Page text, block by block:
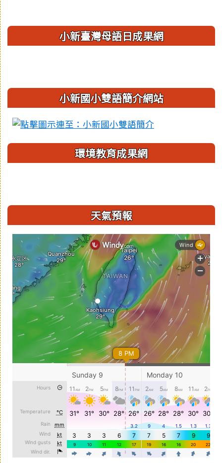
小新臺灣母語日成果網
小新國小雙語簡介網站
環境教育成果網
天氣預報